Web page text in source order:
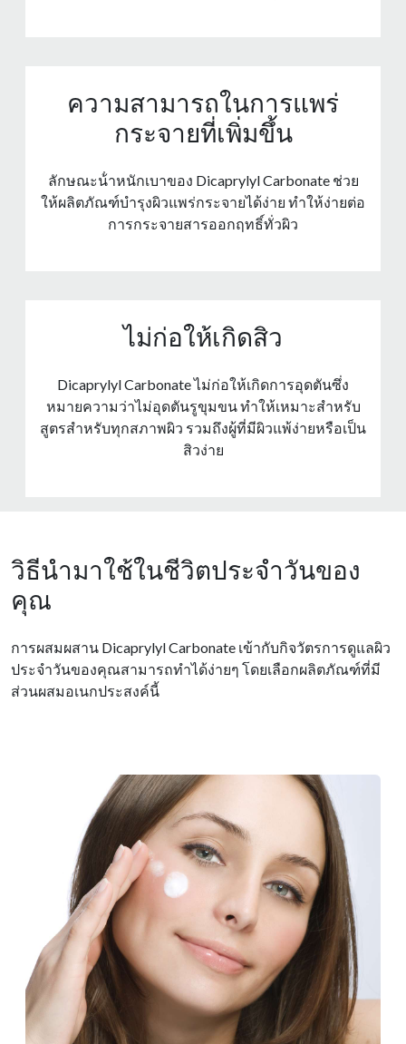
ความสามารถในการแพร่
กระจายที่เพิ่มขึ้น
ลักษณะน้ําหนักเบาของ Dicaprylyl Carbonate ช่วย
ให้ผลิตภัณฑ์บํารุงผิวแพร่กระจายได้ง่าย ทําให้ง่ายต่อ
การกระจายสารออกฤทธิ์ทั่วผิว
ไม่ก่อให้เกิดสิว
Dicaprylyl Carbonate ไม่ก่อให้เกิดการอุดตันซึ่ง
หมายความว่าไม่อุดตันรูขุมขน ทําให้เหมาะสําหรับ
สูตรสําหรับทุกสภาพผิว รวมถึงผู้ที่มีผิวแพ้ง่ายหรือเป็น
สิวง่าย
วิธีนำมาใช้ในชีวิตประจำวันของ
คุณ
การผสมผสาน Dicaprylyl Carbonate เข้ากับกิจวัตรการดูแลผิว
ประจําวันของคุณสามารถทําได้ง่ายๆ โดยเลือกผลิตภัณฑ์ที่มี
ส่วนผสมอเนกประสงค์นี้